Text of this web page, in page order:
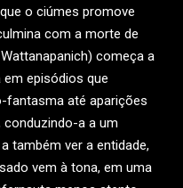
o ciúmes promove
com a morte de
começa a
episódios que
fantasma até aparições
a a um
também ver a entidade,
vem à tona, em uma